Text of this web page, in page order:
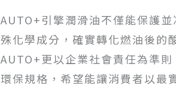
AUTO+引擎潤滑油不僅能保護
殊化學成分，確實轉化燃油後的
AUTO+更以企業社會責任為準
環保規格，希望能讓消費者以最